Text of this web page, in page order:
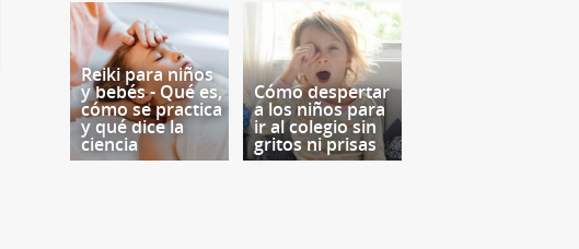
Reiki para niños
y bebés - Qué es,
cómo se practica
y qué dice la
ciencia
Cómo despertar
a los niños para
ir al colegio sin
gritos ni prisas